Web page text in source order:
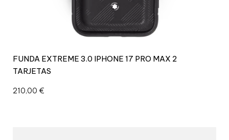
FUNDA EXTREME 3.0 IPHONE 17 PRO MAX 2
TARJETAS
210,00 €